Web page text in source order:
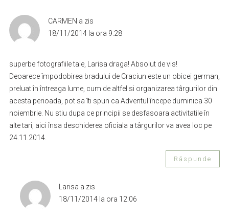
CARMEN a zis
18/11/2014 la ora 9:28
superbe fotografiile tale, Larisa draga! Absolut de vis!
Deoarece împodobirea bradului de Craciun este un obicei german,
preluat în întreaga lume, cum de altfel si organizarea târgurilor din
acesta perioada, pot sa îti spun ca Adventul începe duminica 30
noiembrie. Nu stiu dupa ce principii se desfasoara activitatile în
alte tari, aici însa deschiderea oficiala a târgurilor va avea loc pe
24.11.2014.
Răspunde
Larisa a zis
18/11/2014 la ora 12:06